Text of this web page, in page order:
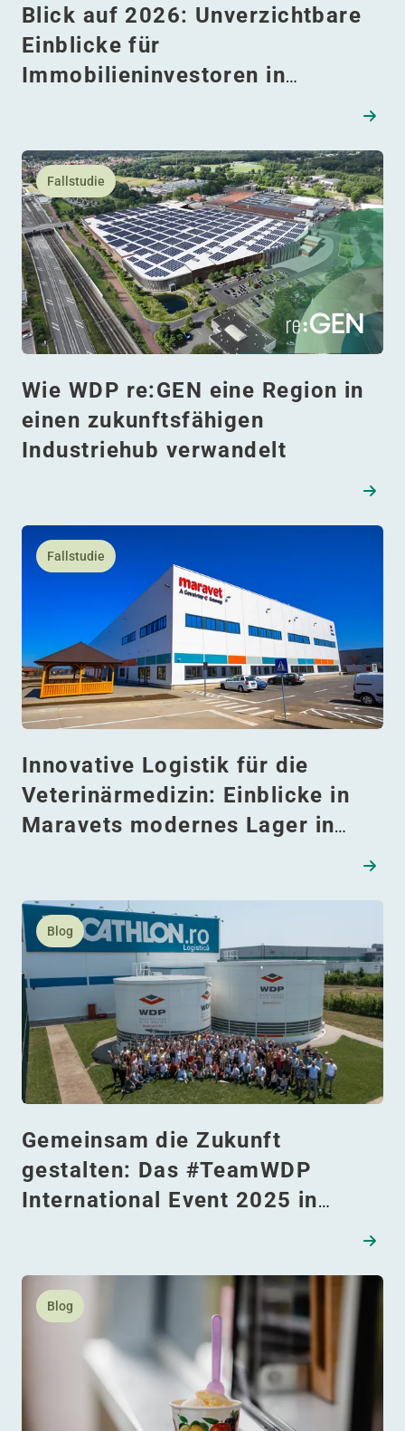
Blick auf 2026: Unverzichtbare
Einblicke für
Immobilieninvestoren in
Fallstudie
Wie WDP re:GEN eine Region in
einen zukunftsfähigen
Industriehub verwandelt
Lesen Sie mehr daüber Wie WDP re:GEN eine Region
Fallstudie
Innovative Logistik für die
Veterinärmedizin: Einblicke in
Maravets modernes Lager in
Lesen Sie mehr daüber Innovative Logistik für die
Blog
Gemeinsam die Zukunft
gestalten: Das #TeamWDP
International Event 2025 in
Lesen Sie mehr daüber Gemeinsam die Zukunft
Blog
Lesen Sie mehr daüber Cool durch den Sommer: